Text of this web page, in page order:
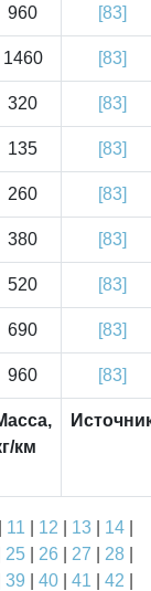
960 [83]
1460 [83]
320 [83]
135 [83]
260 [83]
380 [83]
520 [83]
690 [83]
960 [83]
км
11 12 13| 14|
25 26 27 28
39 40 41 42